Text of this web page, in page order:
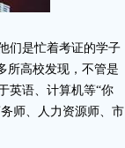
们是忙着考证的学子
所高校发现，不管是
英语、计算机等“你
师、人力资源师、市